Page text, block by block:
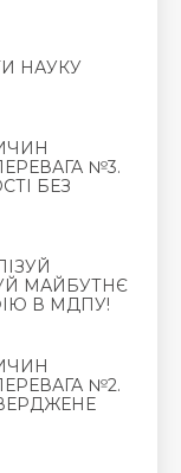
НАУКУ
№3.
БЕЗ
МАЙБУТНЄ
В МДПУ!
№2.